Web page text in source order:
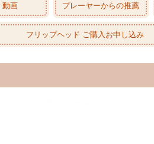
動画 プレーヤーからの推薦
フリップヘッド ご購入お申し込み